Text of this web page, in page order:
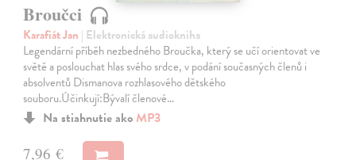
Broučci
Karafiát Jan | Elektronická audiokniha
Legendární příběh nezbedného Broučka, který se učí orientovat ve
světě a poslouchat hlas svého srdce, v podání současných členů i
absolventů Dismanova rozhlasového dětského
souboru.Účinkují:Bývalí členové…
Na stiahnutie ako MP3
7,96 €